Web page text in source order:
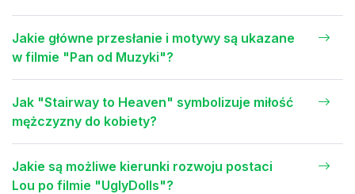
Jakie główne przesłanie i motywy są ukazane
w filmie "Pan od Muzyki"?
Jak "Stairway to Heaven" symbolizuje miłość
mężczyzny do kobiety?
Jakie są możliwe kierunki rozwoju postaci
Lou po filmie "UglyDolls"?